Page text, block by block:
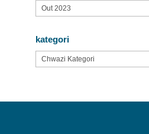
Achiv
yo
kategori
kategori